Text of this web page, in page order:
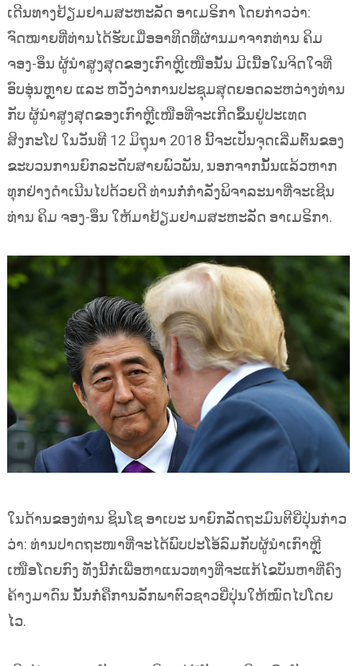
ເດີນທາງຢ້ຽມຢາມສະຫະລັດ ອາເມຣິກາ ໂດຍກ່າວວ່າ:
ຈົດໝາຍທີ່ທ່ານໄດ້ຮັບເມື່ອອາທິດທີ່ຜ່ານມາຈາກທ່ານ ຄິມ
ຈອງ-ອຶນ ຜູ້ນຳສູງສຸດຂອງເກົາຫຼີເໜືອນັ້ນ ມີເນື້ອໃນຈິດໃຈທີ່
ອົບອຸ່ນຫຼາຍ ແລະ ຫວັງວ່າການປະຊຸມສຸດຍອດລະຫວ່າງທ່ານ
ກັບ ຜູ້ນຳສູງສຸດຂອງເກົາຫຼີເໜືອທີ່ຈະເກີດຂຶ້ນຢູ່ປະເທດ
ສິງກະໂປ ໃນວັນທີ 12 ມິຖຸນາ 2018 ນີ້ຈະເປັນຈຸດເລີ່ມຕົ້ນຂອງ
ຂະບວນການຍົກລະດັບສາຍພົວພັນ, ນອກຈາກນັ້ນແລ້ວຫາກ
ທຸກຢ່າງດຳເນີນໄປດ້ວຍດີ ທ່ານກໍ່ກຳລັງພິຈາລະນາທີ່ຈະເຊີນ
ທ່ານ ຄິມ ຈອງ-ອຶນ ໃຫ້ມາຢ້ຽມຢາມສະຫະລັດ ອາເມຣິກາ.
ໃນດ້ານຂອງທ່ານ ຊິນໂຊ ອາເບະ ນາຍົກລັດຖະມົນຕີຍີ່ປຸ່ນກ່າວ
ວ່າ: ທ່ານປາດຖະໜາທີ່ຈະໄດ້ພົບປະໂອ້ລົມກັບຜູ້ນຳເກົາຫຼີ
ເໜືອໂດຍກົງ ທັງນີ້ກໍ່ເພື່ອຫາແນວທາງທີ່ຈະແກ້ໄຂບັນຫາທີ່ຄົງ
ຄ້າງມາດົນ ນັ້ນກໍ່ຄືການລັກພາຕົວຊາວຍີ່ປຸ່ນໃຫ້ໝົດໄປໂດຍ
ໄວ.